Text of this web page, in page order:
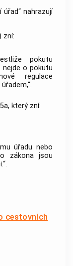
nahrazují
zní:
pokutu
nejde o pokutu
regulace
který zní:
úřadu nebo
zákona jsou
cestovních